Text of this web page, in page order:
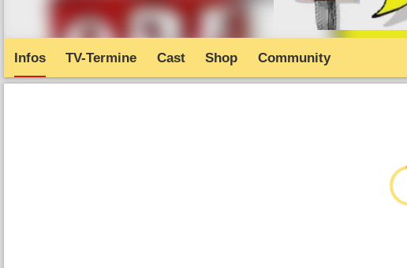
Infos TV-Termine Cast Shop Community